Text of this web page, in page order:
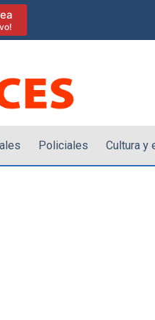
Policiales Cultura y